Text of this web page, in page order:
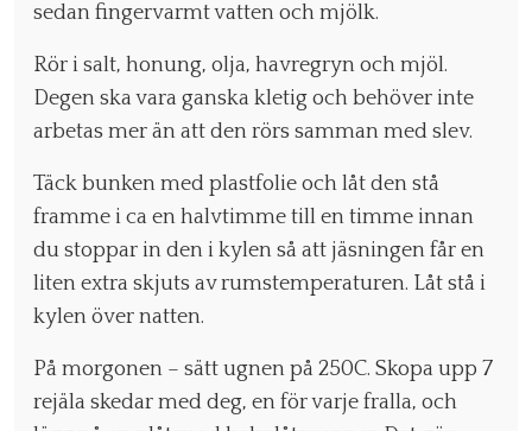
sedan fingervarmt vatten och mjölk.
Rör i salt, honung, olja, havregryn och mjöl.
Degen ska vara ganska kletig och behöver inte
arbetas mer än att den rörs samman med slev.
Täck bunken med plastfolie och låt den stå
framme i ca en halvtimme till en timme innan
du stoppar in den i kylen så att jäsningen får en
liten extra skjuts av rumstemperaturen. Låt stå i
kylen över natten.
På morgonen – sätt ugnen på 250C. Skopa upp 7
rejäla skedar med deg, en för varje fralla, och